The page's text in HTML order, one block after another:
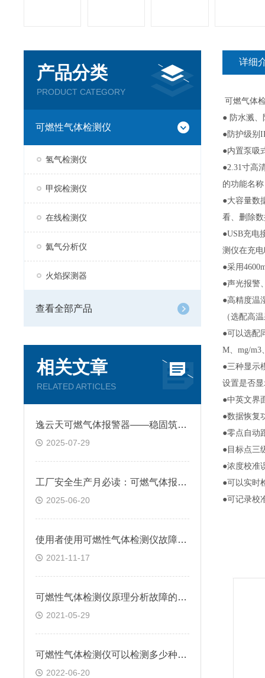
产品分类
PRODUCT CATEGORY
可燃性气体检测仪
氢气检测仪
甲烷检测仪
在线检测仪
氦气分析仪
火焰探测器
查看全部产品
相关文章
RELATED ARTICLES
逸云天可燃气体报警器——稳固筑牢工业安全的第一道防线
2025-07-29
工厂安全生产月必读：可燃气体报警器怎样筑牢三大安全防线？
2025-06-20
使用者使用可燃性气体检测仪故障分析及对策
2021-11-17
可燃性气体检测仪原理分析故障的产生
2021-05-29
可燃性气体检测仪可以检测多少种有害气体
2022-06-20
详细
可燃气体
● 防水溅
●防护级别
●内置泵吸
●2.31寸高
的功能名称
●大容量数
看、删除
●USB充电
测仪在充
●采用
●声光报警
●高精度温
（选配高
●可以选配
M、mg/m3
●三种显示
设置是否
●中英文界
●数据恢复
●零点自动
●目标点三
●浓度校准
●可以实时
●可记录校